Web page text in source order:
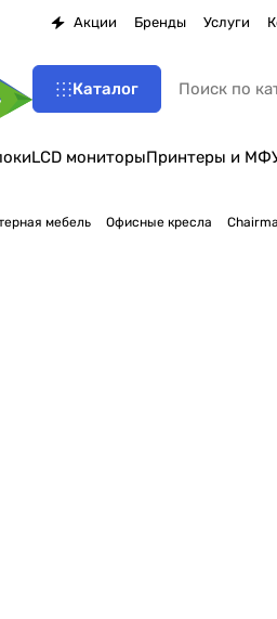
Акции Бренды Услуги
Каталог
LCD мониторыПринтеры и
мебель Офисные кресла